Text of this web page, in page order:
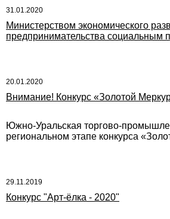
31.01.2020
Министерством экономического
предпринимательства социальным
20.01.2020
Внимание! Конкурс «Золотой
Южно-Уральская торгово-
региональном этапе конкурса
29.11.2019
Конкурс "Арт-ёлка - 2020"